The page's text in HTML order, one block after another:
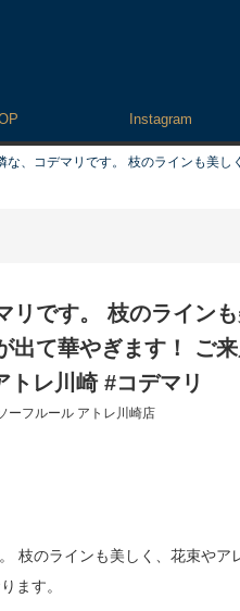
Instagram
な、コデマリです。 枝のラインも美
リです。 枝のライン
出て華やぎます！ ご
レ川崎 #コデマリ
ーフルール アトレ川崎店